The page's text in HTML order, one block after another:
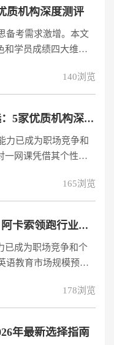
首个外教资质查询平
，所有教师资质均对
资的严格把控使阿卡
质机构深度测评
备考需求激增。本文
和学员成绩四大维
方雅思：老牌劲旅的
企业，新东方雅思培
国学生听力、写作薄
出的AI作文批改系统
教学成果：2025年
140浏览
2026在线英语一对一网课精选：5家优质机构深度评测
力已成为职场竞争和
一网课凭借其个性化
程体系、教学效果和
质在线英语一对一教
心优势：阿卡索凭借
在2026年继续领跑在
教双师“模式实现了
165浏览
2026英语外教口语平台评测：阿卡索领跑行业，打造高效学习体验
已成为职场竞争和个
语教育市场规模预计
果、技术创新、性价
语平台进行深度评
量 阿卡索2019年率先
178浏览
年最新选择指南